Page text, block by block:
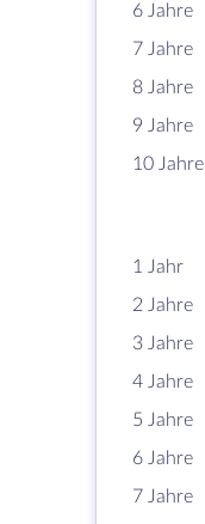
6 Jahre
7 Jahre
8 Jahre
9 Jahre
10 Jahre
1 Jahr
2 Jahre
3 Jahre
4 Jahre
5 Jahre
6 Jahre
7 Jahre